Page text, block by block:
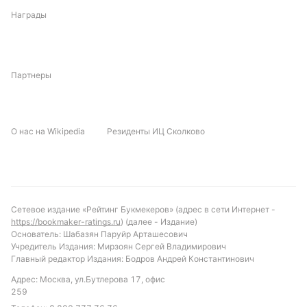
низкую результативность своих соперников.
психологическом настрое игроков. Важную роль
результативность обеих команд в последних
С учетом текущей формы и статистики,
фаворитом встречи выглядит Сан Луис. Вероятнее
всего, матч не превысит отметку в три гола,
учитывая обе команды сдержанную игру в атаке.
«тотал меньше 3.5 голов» и вариант с «обе
команды забьют – нет», учитывая слабую
Награды
Партнеры
О нас на Wikipedia Резиденты ИЦ Сколково
Сетевое издание «Рейтинг Букмекеров» (адрес в сети Интернет -
https://bookmaker-ratings.ru) (далее - Издание)
Основатель: Шабазян Паруйр Арташесович
Учредитель Издания: Мирзоян Сергей Владимирович
Главный редактор Издания: Бодров Андрей Константинович
Адрес: Москва, ул.Бутлерова 17, офис
259